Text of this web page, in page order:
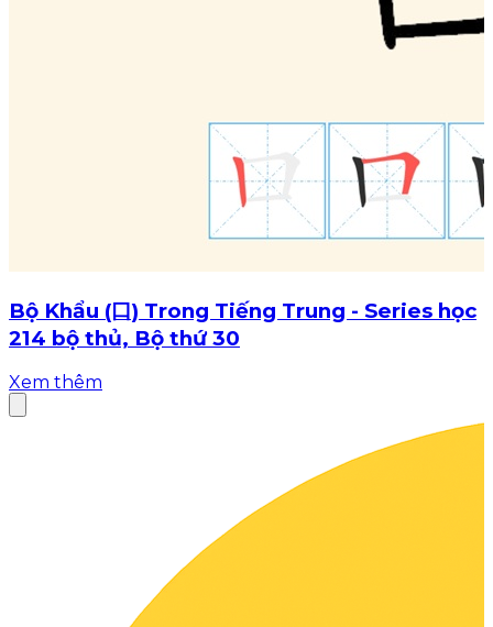
Bộ Khẩu (口) Trong Tiếng Trung - Series học
214 bộ thủ, Bộ thứ 30
Xem thêm